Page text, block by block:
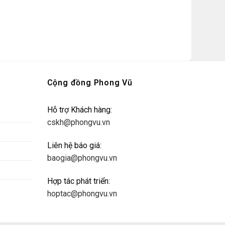
Cộng đồng Phong Vũ
Hỗ trợ Khách hàng:
cskh@phongvu.vn
Liên hệ báo giá:
baogia@phongvu.vn
Hợp tác phát triển:
hoptac@phongvu.vn